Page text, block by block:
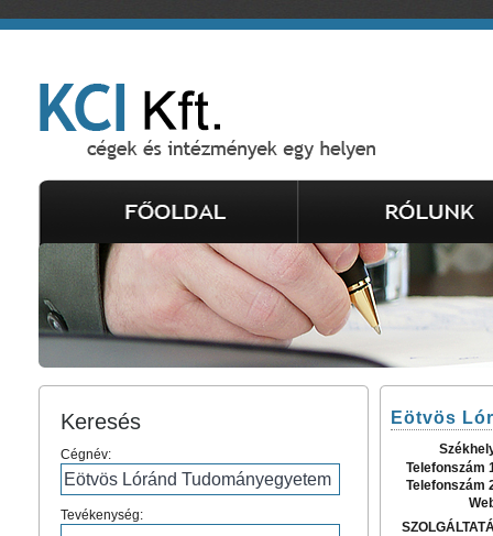
Keresés
Cégnév:
Tevékenység:
Eötvös
Telefonszám
Telefonszám